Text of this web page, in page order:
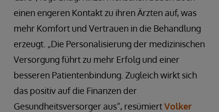
einen engeren Kontakt zu ihren Ärzten auf, was
mehr Komfort und Vertrauen in die Behandlung
erzeugt. „Die Personalisierung der medizinischen
Versorgung führt zu mehr Erfolg und einer
besseren Patientenbindung. Zugleich wirkt sich
das positiv auf die Finanzen der
Gesundheitsversorger aus“, resümiertVolker